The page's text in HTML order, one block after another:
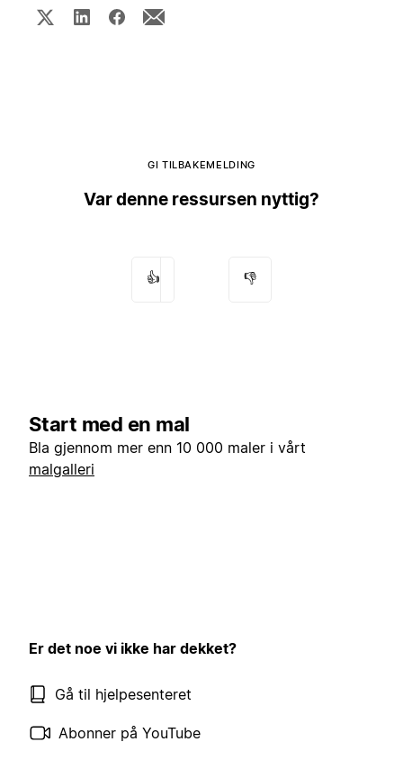
GI TILBAKEMELDING
Var denne ressursen nyttig?
👍 👎
Start med en mal
Bla gjennom mer enn 10 000 maler i vårt
malgalleri
Er det noe vi ikke har dekket?
Gå til hjelpesenteret
Abonner på YouTube